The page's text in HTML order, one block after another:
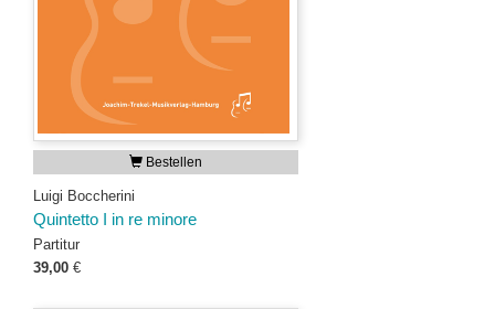
Bestellen
Luigi Boccherini
Quintetto I in re minore
Partitur
39,00 €